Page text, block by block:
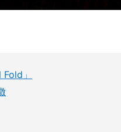
」